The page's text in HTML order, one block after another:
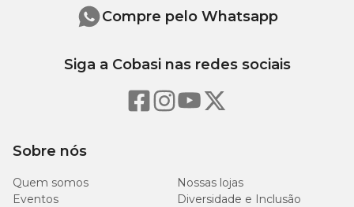
Extrato Etéreo (Mín.)
Fibra Bruta (Máx.)
Sobre nós
Quem somos
Nossas lojas
Eventos
Diversidade e Inclusão
Compre pelo Whatsapp
Siga a Cobasi nas redes sociais